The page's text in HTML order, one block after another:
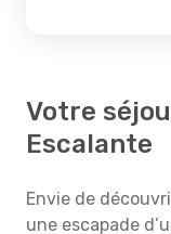
Votre
Escalante
Envie de
une escapade